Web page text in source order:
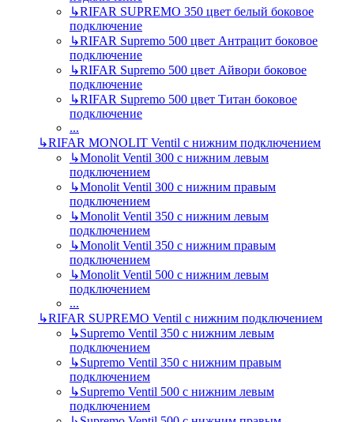
↳RIFAR SUPREMO 350 цвет белый боковое
подключение
↳RIFAR Supremo 500 цвет Антрацит боковое
подключение
↳RIFAR Supremo 500 цвет Айвори боковое
подключение
↳RIFAR Supremo 500 цвет Титан боковое
подключение
...
↳RIFAR MONOLIT Ventil с нижним подключением
↳Monolit Ventil 300 с нижним левым
подключением
↳Monolit Ventil 300 с нижним правым
подключением
↳Monolit Ventil 350 с нижним левым
подключением
↳Monolit Ventil 350 с нижним правым
подключением
↳Monolit Ventil 500 с нижним левым
подключением
...
↳RIFAR SUPREMO Ventil с нижним подключением
↳Supremo Ventil 350 с нижним левым
подключением
↳Supremo Ventil 350 с нижним правым
подключением
↳Supremo Ventil 500 с нижним левым
подключением